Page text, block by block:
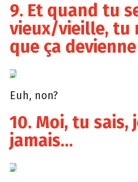
9. Et quand tu
vieux/vieille, tu
que ça
Giphy
Euh, non?
10. Moi, tu sais,
jamais…
Giphy